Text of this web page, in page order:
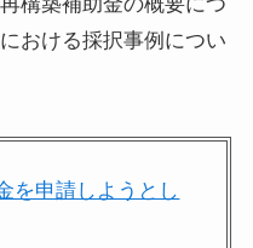
構築補助金の概要につ
おける採択事例につい
を申請しようとし